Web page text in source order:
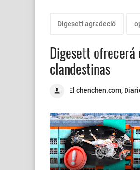
Digesett agradeció
Digesett
clandestinas
El chenchen.com,